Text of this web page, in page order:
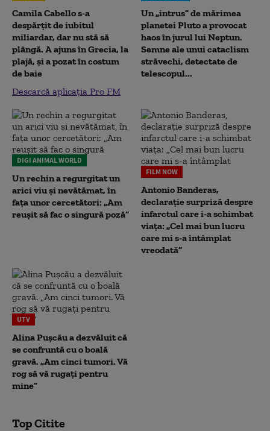
Camila Cabello s-a
despărțit de iubitul
miliardar, dar nu stă să
plângă. A ajuns în Grecia, la
plajă, și a pozat în costum
de baie
Descarcă aplicația Pro FM
Un „intrus” de mărimea
planetei Pluto a provocat
haos în jurul lui Neptun.
Semne ale unui cataclism
străvechi, detectate de
telescopul...
DIGI ANIMAL WORLD
Un rechin a regurgitat un
arici viu și nevătămat, în
fața unor cercetători: „Am
reușit să fac o singură poză”
FILM NOW
Antonio Banderas,
declarație surpriză despre
infarctul care i-a schimbat
viața: „Cel mai bun lucru
care mi s-a întâmplat
vreodată”
UTV
Alina Pușcău a dezvăluit că
se confruntă cu o boală
gravă. „Am cinci tumori. Vă
rog să vă rugați pentru
mine”
Top Citite